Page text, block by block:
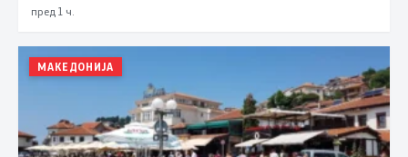
пред 1 ч.
МАКЕДОНИЈА